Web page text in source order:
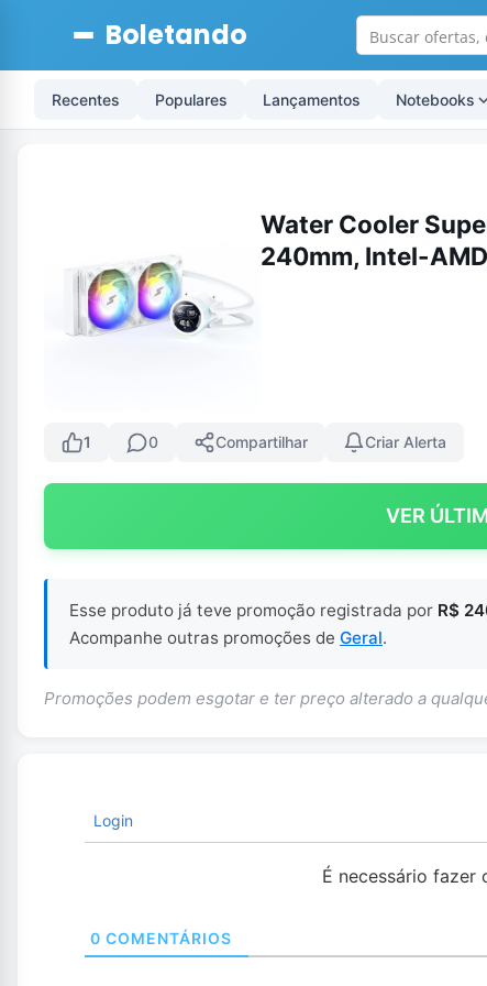
Boletando
Recentes Populares Lançamentos Notebooks
Water Cooler
240mm, Intel-
1 0 Compartilhar Criar Alerta
VER
Esse produto já teve promoção registrada por R$
Acompanhe outras promoções de Geral.
Promoções podem esgotar e ter preço alterado a
Login
É necessário fazer
0 COMENTÁRIOS